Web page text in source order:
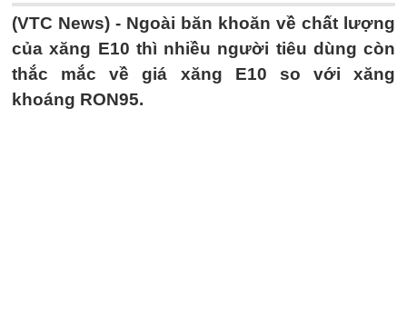
(VTC News) - Ngoài băn khoăn về chất lượng
của xăng E10 thì nhiều người tiêu dùng còn
thắc mắc về giá xăng E10 so với xăng
khoáng RON95.